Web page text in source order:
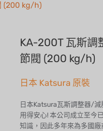
(200 kg/h)
KA-200T 瓦斯
節閥 (200 kg/h)
日本 Katsura 原裝
日本Katsura瓦斯調整器/
用得安心! 本公司成立至今
知識，因此多年來為多國廠